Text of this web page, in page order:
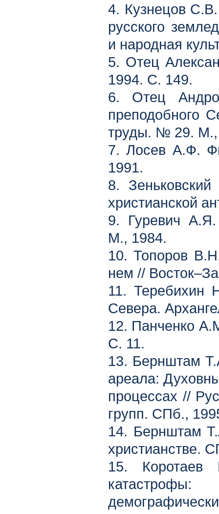
4. Кузнецов
русского
и народная
5. Отец
1994. С. 149.
6. Отец
преподобного
труды. № 29. М.,
7. Лосев А.Ф.
1991.
8.
христианской
9. Гуревич А.Я.
М., 1984.
10. Топоров
нем //
11. Теребихин
Севера.
12. Панченко
С. 11.
13. Бернштам
ареала:
процессах //
групп. СПб.,
14. Бернштам
христианстве.
15. Коротаев
катастрофы: